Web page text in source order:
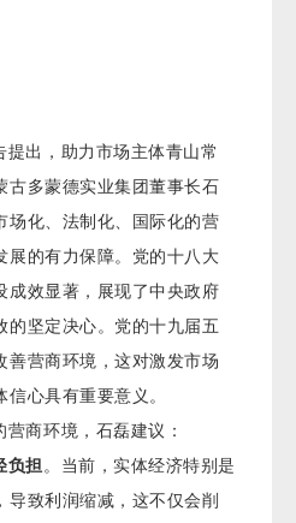
提出，助力市场主体青山常
古多蒙德实业集团董事长石
场化、法制化、国际化的营
展的有力保障。党的十八大
成效显著，展现了中央政府
的坚定决心。党的十九届五
善营商环境，这对激发市场
心具有重要意义。
商环境，石磊建议：
负担 。当前，实体经济特别是
导致利润缩减，这不仅会削